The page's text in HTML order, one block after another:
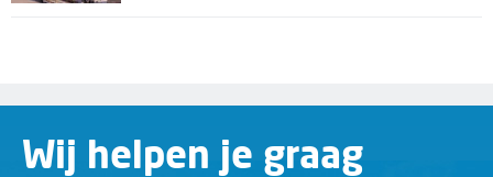
Wij helpen je graag